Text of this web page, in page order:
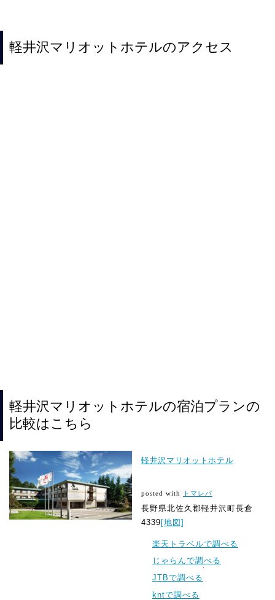
軽井沢マリオットホテルのアクセス
軽井沢マリオットホテルの宿泊プランの
比較はこちら
軽井沢マリオットホテル
posted with トマレバ
長野県北佐久郡軽井沢町長倉
4339 [地図]
楽天トラベルで調べる
じゃらんで調べる
JTBで調べる
kntで調べる